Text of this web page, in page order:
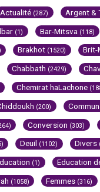
Actualité (287) Argent &
(1) Bar-Mitsva (118)
Brakhot (1520) Brit-
Chabbath (2429)
Chemirat haLachone
(200)
Conversion (303)
Deuil (1102) Divers
(1) Education
(1058) Femmes (316)